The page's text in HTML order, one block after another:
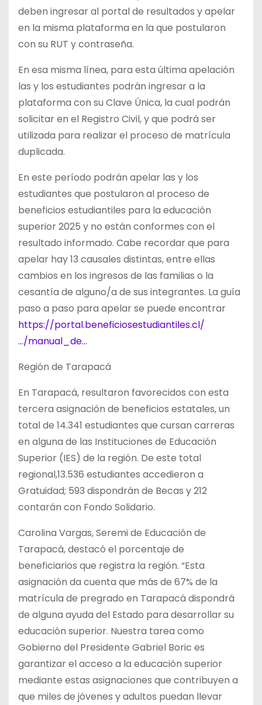
deben ingresar al portal de resultados y apelar
en la misma plataforma en la que postularon
con su RUT y contraseña.
En esa misma línea, para esta última apelación
las y los estudiantes podrán ingresar a la
plataforma con su Clave Única, la cual podrán
solicitar en el Registro Civil, y que podrá ser
utilizada para realizar el proceso de matrícula
duplicada.
En este período podrán apelar las y los
estudiantes que postularon al proceso de
beneficios estudiantiles para la educación
superior 2025 y no están conformes con el
resultado informado. Cabe recordar que para
apelar hay 13 causales distintas, entre ellas
cambios en los ingresos de las familias o la
cesantía de alguno/a de sus integrantes. La guía
paso a paso para apelar se puede encontrar
https://portal.beneficiosestudiantiles.cl/
…/manual_de…
Región de Tarapacá
En Tarapacá, resultaron favorecidos con esta
tercera asignación de beneficios estatales, un
total de 14.341 estudiantes que cursan carreras
en alguna de las Instituciones de Educación
Superior (IES) de la región. De este total
regional,13.536 estudiantes accedieron a
Gratuidad; 593 dispondrán de Becas y 212
contarán con Fondo Solidario.
Carolina Vargas, Seremi de Educación de
Tarapacá, destacó el porcentaje de
beneficiarios que registra la región. “Esta
asignación da cuenta que más de 67% de la
matrícula de pregrado en Tarapacá dispondrá
de alguna ayuda del Estado para desarrollar su
educación superior. Nuestra tarea como
Gobierno del Presidente Gabriel Boric es
garantizar el acceso a la educación superior
mediante estas asignaciones que contribuyen a
que miles de jóvenes y adultos puedan llevar